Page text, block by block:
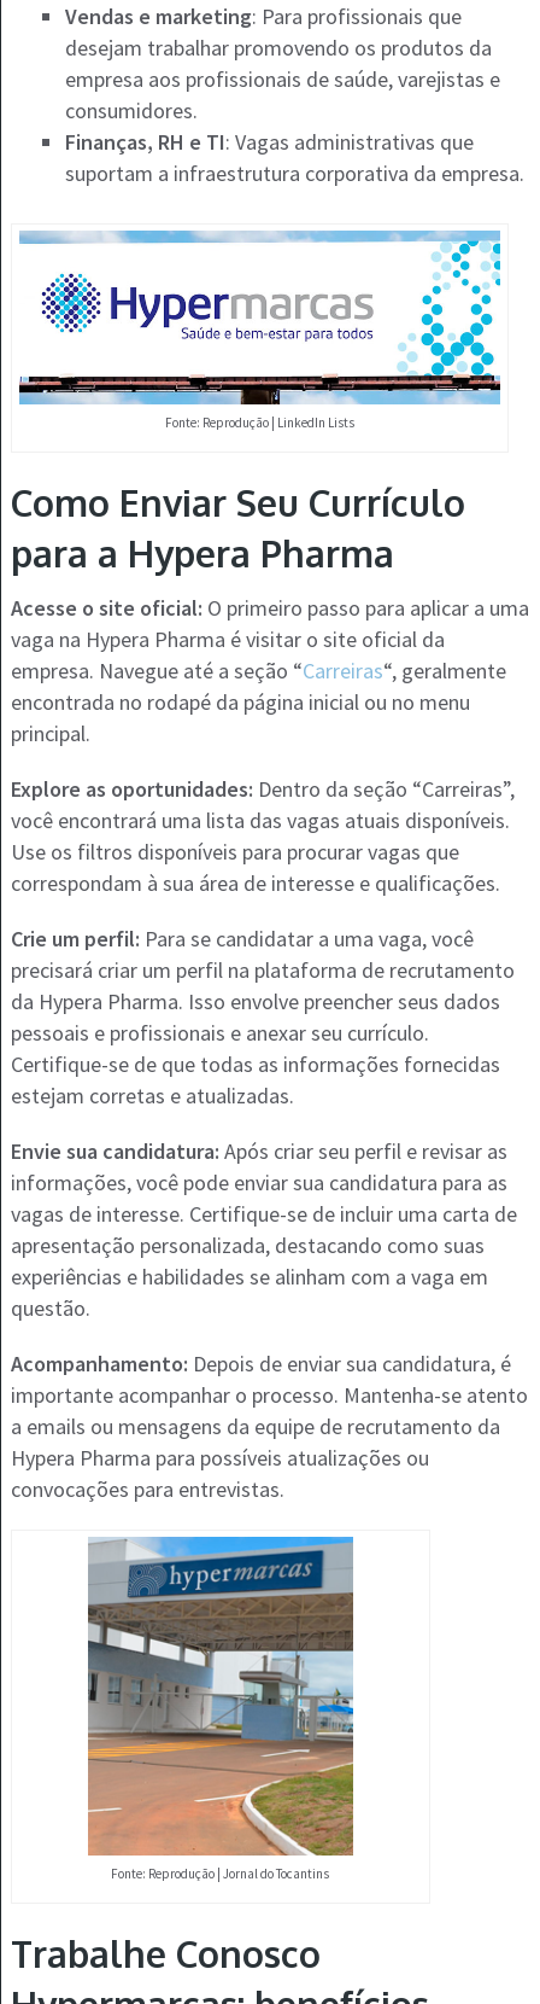
Vendas e marketing: Para profissionais que
desejam trabalhar promovendo os produtos da
empresa aos profissionais de saúde, varejistas e
consumidores.
Finanças, RH e TI: Vagas administrativas que
suportam a infraestrutura corporativa da empresa.
Fonte: Reprodução | LinkedIn Lists
Como Enviar Seu Currículo
para a Hypera Pharma
Acesse o site oficial: O primeiro passo para aplicar a uma
vaga na Hypera Pharma é visitar o site oficial da
empresa. Navegue até a seção “Carreiras“, geralmente
encontrada no rodapé da página inicial ou no menu
principal.
Explore as oportunidades: Dentro da seção “Carreiras”,
você encontrará uma lista das vagas atuais disponíveis.
Use os filtros disponíveis para procurar vagas que
correspondam à sua área de interesse e qualificações.
Crie um perfil: Para se candidatar a uma vaga, você
precisará criar um perfil na plataforma de recrutamento
da Hypera Pharma. Isso envolve preencher seus dados
pessoais e profissionais e anexar seu currículo.
Certifique-se de que todas as informações fornecidas
estejam corretas e atualizadas.
Envie sua candidatura: Após criar seu perfil e revisar as
informações, você pode enviar sua candidatura para as
vagas de interesse. Certifique-se de incluir uma carta de
apresentação personalizada, destacando como suas
experiências e habilidades se alinham com a vaga em
questão.
Acompanhamento: Depois de enviar sua candidatura, é
importante acompanhar o processo. Mantenha-se atento
a emails ou mensagens da equipe de recrutamento da
Hypera Pharma para possíveis atualizações ou
convocações para entrevistas.
Fonte: Reprodução | Jornal do Tocantins
Trabalhe Conosco